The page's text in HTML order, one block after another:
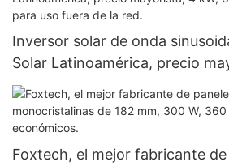
Inversor solar de onda
Solar Latinoamérica, precio
kW, 48 V, 120/240 V, para uso
Foxtech, el mejor fabricante